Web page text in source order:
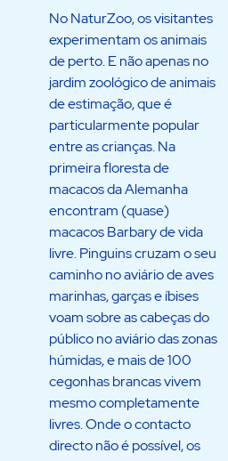
No NaturZoo, os visitantes
experimentam os animais
de perto. E não apenas no
jardim zoológico de animais
de estimação, que é
particularmente popular
entre as crianças. Na
primeira floresta de
macacos da Alemanha
encontram (quase)
macacos Barbary de vida
livre. Pinguins cruzam o seu
caminho no aviário de aves
marinhas, garças e íbises
voam sobre as cabeças do
público no aviário das zonas
húmidas, e mais de 100
cegonhas brancas vivem
mesmo completamente
livres. Onde o contacto
directo não é possível, os